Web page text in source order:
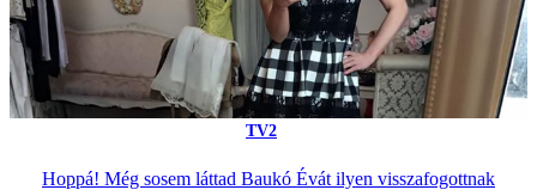
TV2
Hoppá! Még sosem láttad Baukó Évát ilyen visszafogottnak